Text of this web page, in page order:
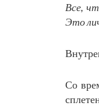
Все,
Это
Со